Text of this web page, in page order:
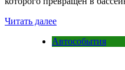
Читать далее
Автособытия